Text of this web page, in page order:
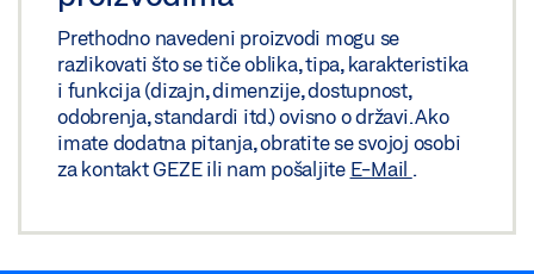
Prethodno navedeni proizvodi mogu se
razlikovati što se tiče oblika, tipa, karakteristika
i funkcija (dizajn, dimenzije, dostupnost,
odobrenja, standardi itd.) ovisno o državi. Ako
imate dodatna pitanja, obratite se svojoj osobi
za kontakt GEZE ili nam pošaljite E-Mail .